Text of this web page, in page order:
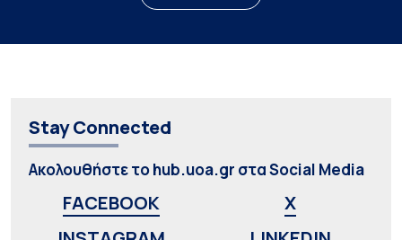
Stay Connected
Ακολουθήστε το hub.uoa.gr στα Social Media
FACEBOOK
X